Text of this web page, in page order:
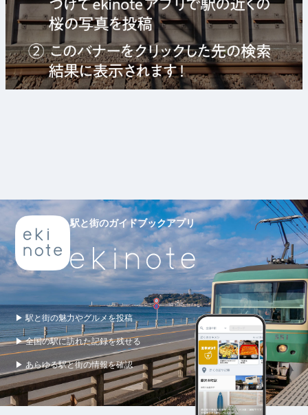
駅と街のガイドブックアプリ
▶ 駅と街の魅力やグルメを投稿
▶ 全国の駅に訪れた記録を残せる
▶ あらゆる駅と街の情報を確認